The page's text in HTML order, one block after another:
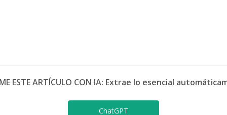
ESTE ARTÍCULO CON IA: Extrae lo esencial
ChatGPT